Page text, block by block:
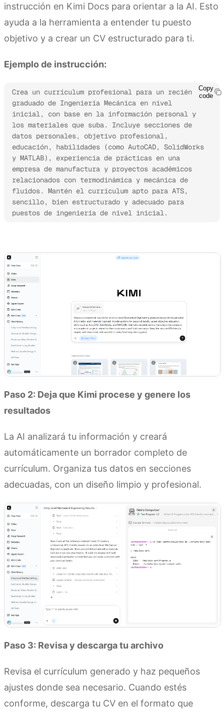
instrucción en Kimi Docs para orientar a la AI. Esto
ayuda a la herramienta a entender tu puesto
objetivo y a crear un CV estructurado para ti.
Ejemplo de instrucción:
Crea un currículum profesional para un recién
graduado de Ingeniería Mecánica en nivel
inicial, con base en la información personal y
los materiales que suba. Incluye secciones de
datos personales, objetivo profesional,
educación, habilidades (como AutoCAD, SolidWorks
y MATLAB), experiencia de prácticas en una
empresa de manufactura y proyectos académicos
relacionados con termodinámica y mecánica de
fluidos. Mantén el currículum apto para ATS,
sencillo, bien estructurado y adecuado para
puestos de ingeniería de nivel inicial.
Copy
code
Paso 2: Deja que Kimi procese y genere los
resultados
La AI analizará tu información y creará
automáticamente un borrador completo de
currículum. Organiza tus datos en secciones
adecuadas, con un diseño limpio y profesional.
Paso 3: Revisa y descarga tu archivo
Revisa el currículum generado y haz pequeños
ajustes donde sea necesario. Cuando estés
conforme, descarga tu CV en el formato que